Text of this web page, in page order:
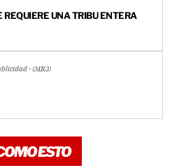
REQUIERE UNA TRIBU ENTERA
- (MR3)
ESTO